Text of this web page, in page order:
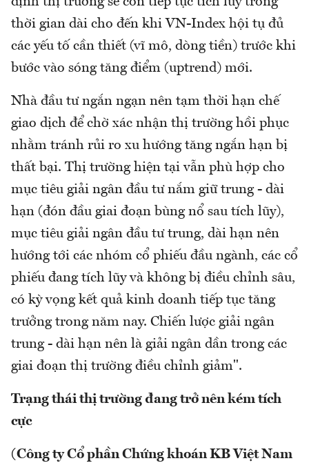
thời gian dài cho đến khi VN-Index hội tụ đủ
các yếu tố cần thiết (vĩ mô, dòng tiền) trước khi
bước vào sóng tăng điểm (uptrend) mới.
Nhà đầu tư ngắn ngạn nên tạm thời hạn chế
giao dịch để chờ xác nhận thị trường hồi phục
nhằm tránh rủi ro xu hướng tăng ngắn hạn bị
thất bại. Thị trường hiện tại vẫn phù hợp cho
mục tiêu giải ngân đầu tư nắm giữ trung - dài
hạn (đón đầu giai đoạn bùng nổ sau tích lũy),
mục tiêu giải ngân đầu tư trung, dài hạn nên
hướng tới các nhóm cổ phiếu đầu ngành, các cổ
phiếu đang tích lũy và không bị điều chỉnh sâu,
có kỳ vọng kết quả kinh doanh tiếp tục tăng
trưởng trong năm nay. Chiến lược giải ngân
trung - dài hạn nên là giải ngân dần trong các
giai đoạn thị trường điều chỉnh giảm".
Trạng thái thị trường đang trở nên kém tích
cực
(Công ty Cổ phần Chứng khoán KB Việt Nam